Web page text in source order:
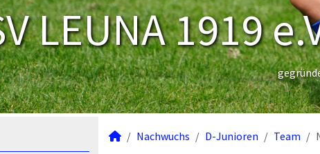
LEUNA 1919
Nachwuchs D-Junioren Team